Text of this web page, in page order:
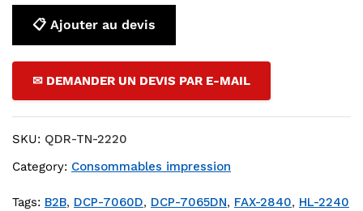
📋 Ajouter au devis
✉ DEMANDER UN DEVIS PAR E-MAIL
SKU: QDR-TN-2220
Category: Consommables impression
Tags: B2B, DCP-7060D, DCP-7065DN, FAX-2840, HL-2240